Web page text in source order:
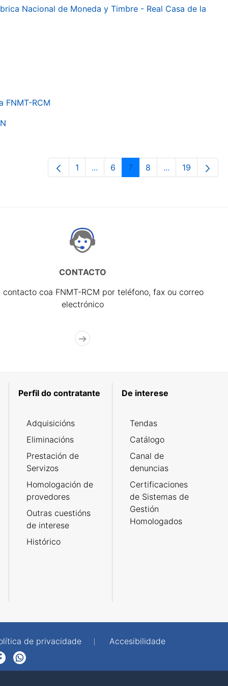
Nacional de Moneda y Timbre - Real Casa de la
FNMT-RCM
Páxina
1 ...Páxinas intermedias Use pestaña
Páxina
6 Páxina
7 Páxina
8 ...PáxinasPáxina
19
CONTACTO
contacto coa FNMT-RCM por teléfono, fax ou correo
electrónico
Perfil do contratante
Adquisicións
Eliminacións
Prestación de
Servizos
Homologación de
provedores
Outras cuestións
de interese
Histórico
De interese
Tendas
Catálogo
Canal de
denuncias
Certificaciones
de Sistemas de
Gestión
Homologados
de privacidade
Accesibilidade